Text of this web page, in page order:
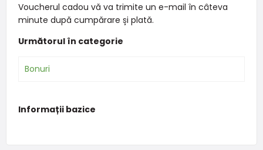
Voucherul cadou vă va trimite un e-mail în câteva
minute după cumpărare și plată.
Următorul în categorie
Bonuri
Informații bazice